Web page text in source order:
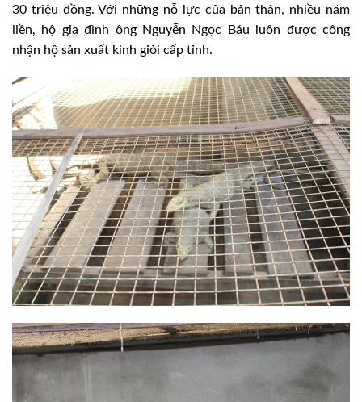
30 triệu đồng. Với những nỗ lực của bản thân, nhiều năm
liền, hộ gia đình ông Nguyễn Ngọc Báu luôn được công
nhận hộ sản xuất kinh giỏi cấp tỉnh.